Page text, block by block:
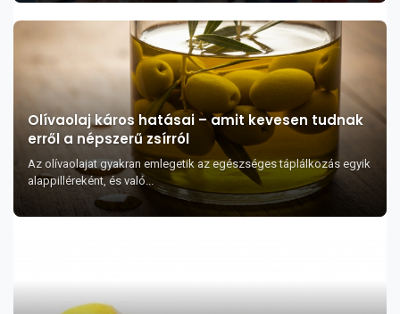
Olívaolaj káros hatásai – amit kevesen tudnak
erről a népszerű zsírról
Az olívaolajat gyakran emlegetik az egészséges táplálkozás egyik
alappilléreként, és való...